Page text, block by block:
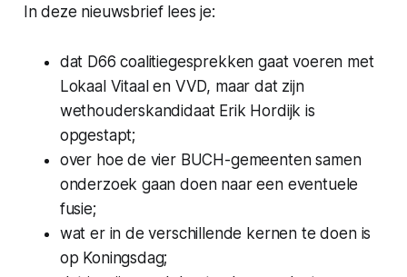
In deze nieuwsbrief lees je:
dat D66 coalitiegesprekken gaat voeren met
Lokaal Vitaal en VVD, maar dat zijn
wethouderskandidaat Erik Hordijk is
opgestapt;
over hoe de vier BUCH-gemeenten samen
onderzoek gaan doen naar een eventuele
fusie;
wat er in de verschillende kernen te doen is
op Koningsdag;